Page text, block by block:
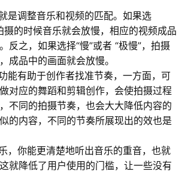
调整音乐和视频的匹配。如果选
摄的时候音乐就会放慢，相应的视频成品
反之，如果选择“慢”或者 “极慢”，拍摄
成品中的画面就会放慢。
有助于创作者找准节奏，一方面，可
对应的舞蹈和剪辑创作，会使拍摄过程
不同的拍摄节奏，也会大大降低内容的
的内容，不同的节奏所展现出的效也是
你能更清楚地听出音乐的重音，也就
就降低了用户使用的门槛，让一些没有